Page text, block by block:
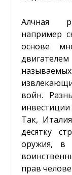
Алчная
например
основе
войн.
Так,
десятку
оружия,
прав